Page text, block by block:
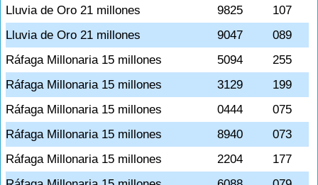
Lluvia de Oro 21 millones
9825
107
Lluvia de Oro 21 millones
9047
089
Ráfaga Millonaria 15 millones
5094
255
Ráfaga Millonaria 15 millones
3129
199
Ráfaga Millonaria 15 millones
0444
075
Ráfaga Millonaria 15 millones
8940
073
Ráfaga Millonaria 15 millones
2204
177